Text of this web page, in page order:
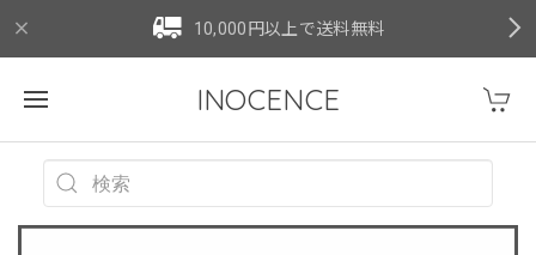
10,000円以上で送料無料
INOCENCE